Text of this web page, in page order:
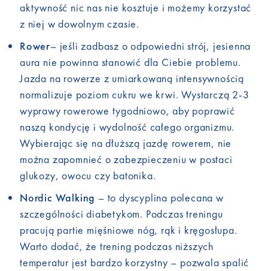
aktywność nic nas nie kosztuje i możemy korzystać
z niej w dowolnym czasie.
Rower– jeśli zadbasz o odpowiedni strój, jesienna
aura nie powinna stanowić dla Ciebie problemu.
Jazda na rowerze z umiarkowaną intensywnością
normalizuje poziom cukru we krwi. Wystarczą 2-3
wyprawy rowerowe tygodniowo, aby poprawić
naszą kondycję i wydolność całego organizmu.
Wybierając się na dłuższą jazdę rowerem, nie
można zapomnieć o zabezpieczeniu w postaci
glukozy, owocu czy batonika.
Nordic Walking – to dyscyplina polecana w
szczególności diabetykom. Podczas treningu
pracują partie mięśniowe nóg, rąk i kręgosłupa.
Warto dodać, że trening podczas niższych
temperatur jest bardzo korzystny – pozwala spalić